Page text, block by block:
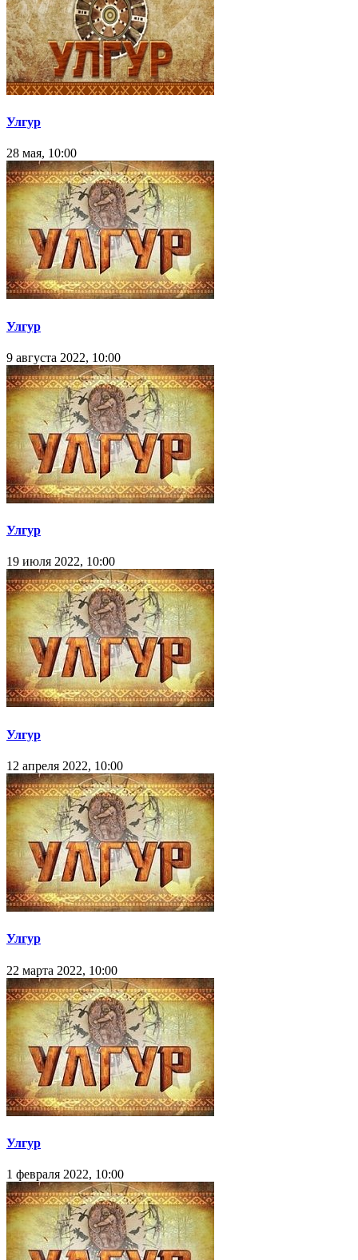
Улгур
28 мая, 10:00
Улгур
9 августа 2022, 10:00
Улгур
19 июля 2022, 10:00
Улгур
12 апреля 2022, 10:00
Улгур
22 марта 2022, 10:00
Улгур
1 февраля 2022, 10:00